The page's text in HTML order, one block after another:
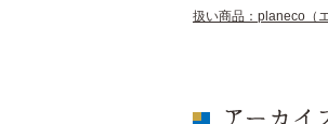
扱い商品：planeco（